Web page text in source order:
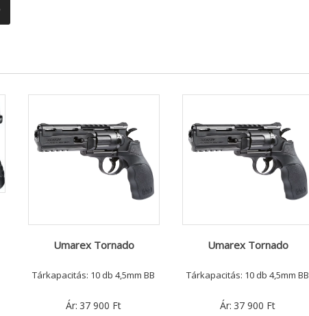
Umarex Tornado
Tárkapacitás: 10 db 4,5mm BB
Ár: 37 900 Ft
Umarex Tornado
Tárkapacitás: 10 db 4,5mm BB
Ár: 37 900 Ft